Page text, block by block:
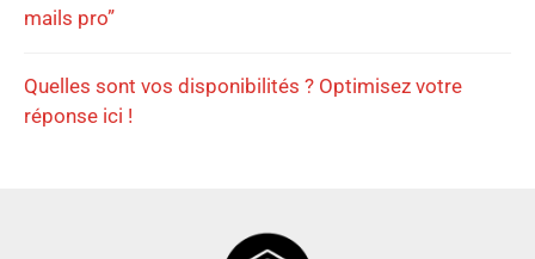
mails pro”
Quelles sont vos disponibilités ? Optimisez votre
réponse ici !